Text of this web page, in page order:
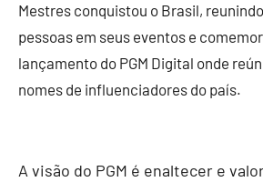
Mestres conquistou o Brasil,
pessoas em seus eventos e
lançamento do PGM Digital onde
nomes de influenciadores do país.
A visão do PGM é enaltecer e